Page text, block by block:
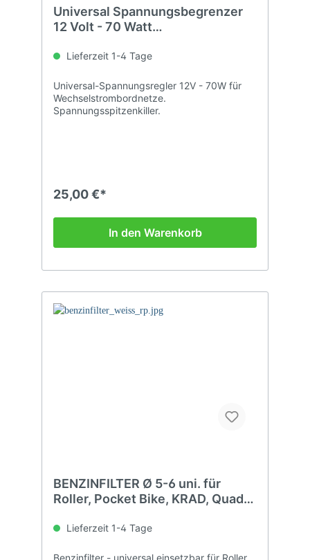
Universal Spannungsbegrenzer
12 Volt - 70 Watt
Lionelli IT
Lieferzeit 1-4 Tage
Universal-Spannungsregler 12V - 70W für
Wechselstrombordnetze.
Spannungsspitzenkiller.
25,00 €*
In den Warenkorb
BENZINFILTER Ø 5-6 uni. für
Roller, Pocket Bike, KRAD, Quad,
Lieferzeit 1-4 Tage
Benzinfilter - universal einsetzbar für Roller,